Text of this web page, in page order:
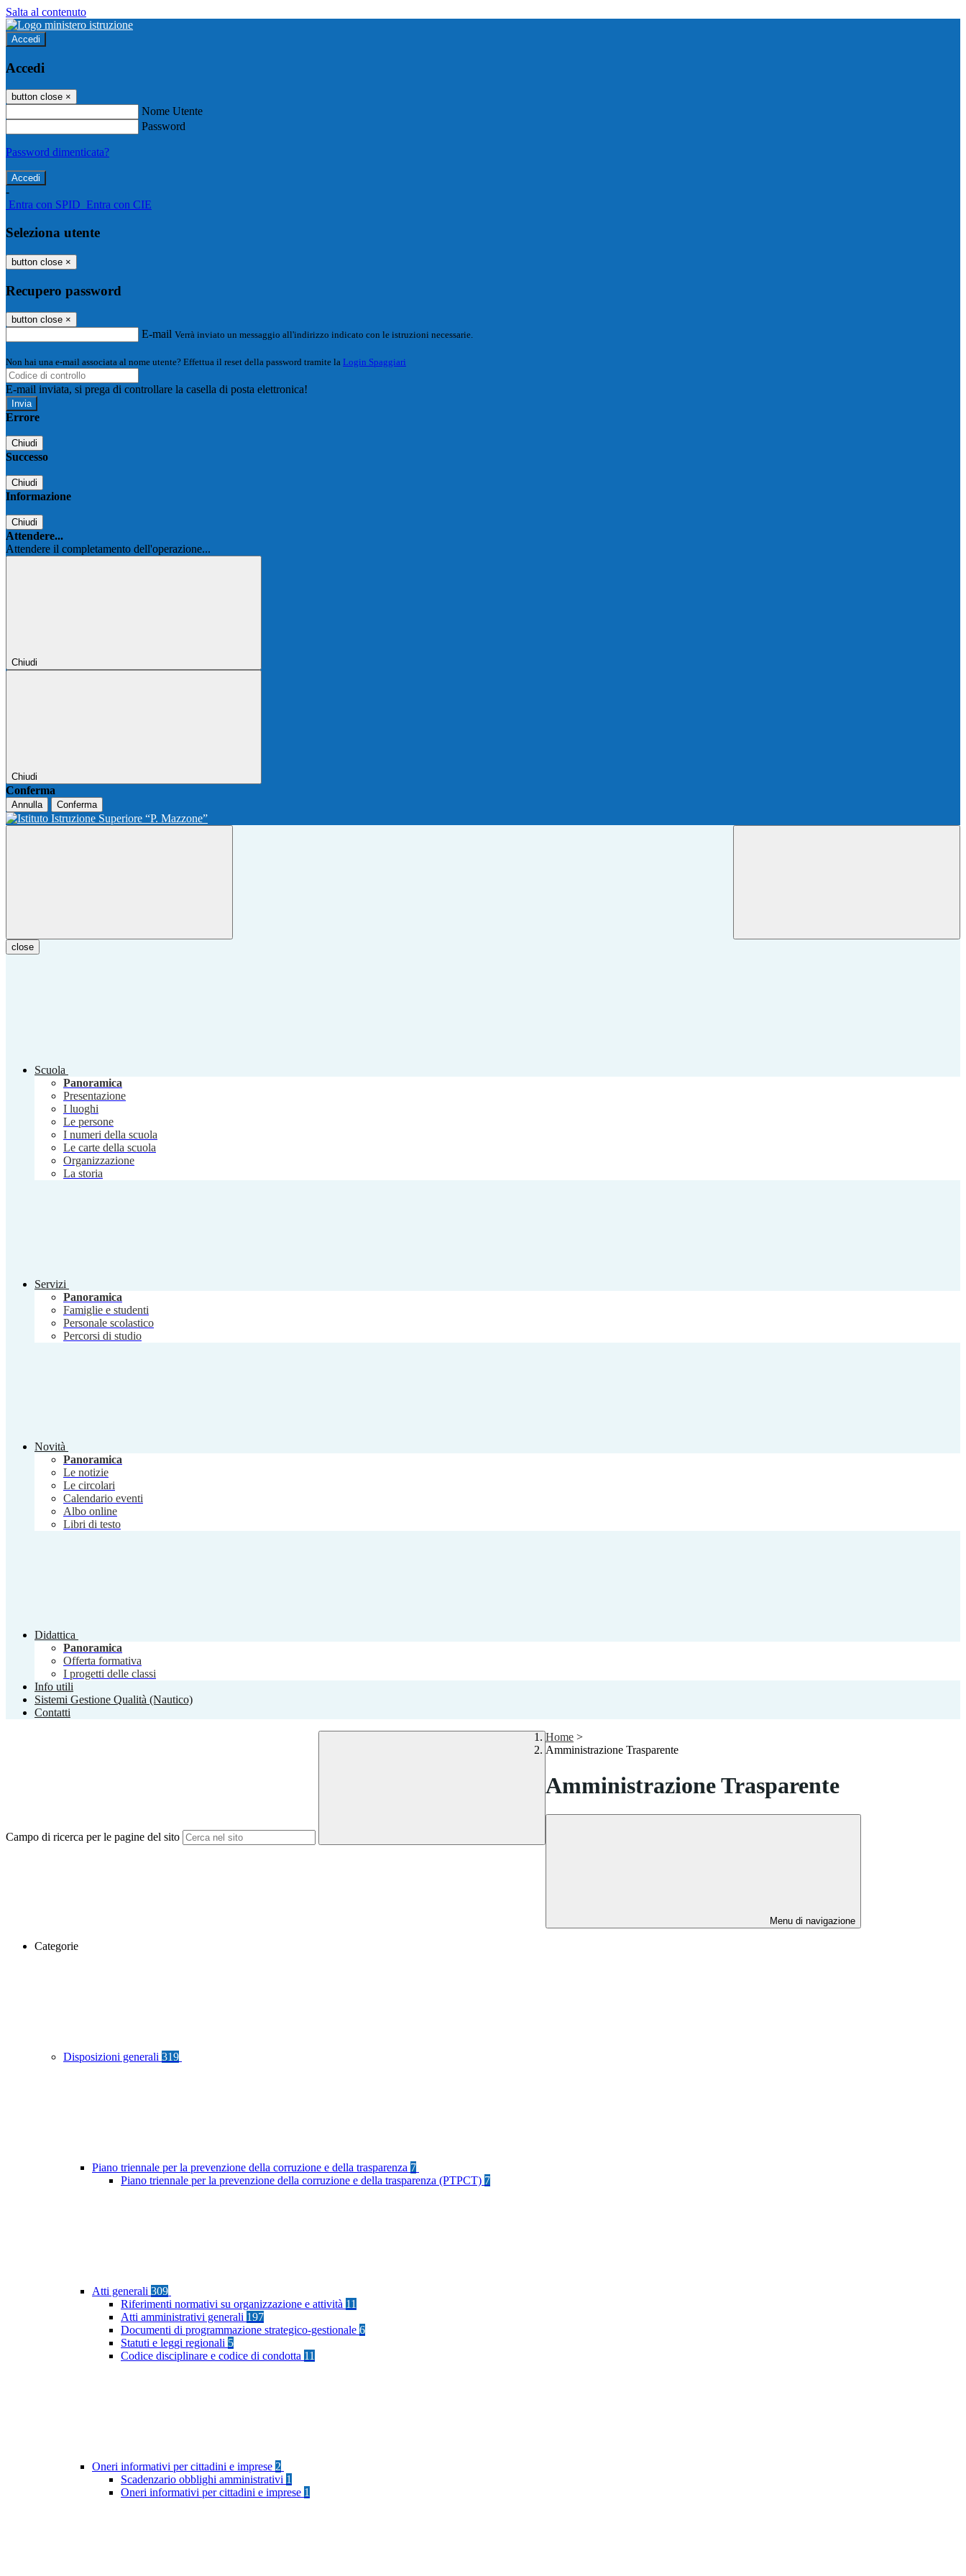
Salta al contenuto
Accedi
Accedi
button close ×
Nome Utente
Password
Password dimenticata?
-
Entra con SPID Entra con CIE
Seleziona utente
button close ×
Recupero password
button close ×
E-mail Verrà inviato un messaggio all'indirizzo indicato con le istruzioni necessarie.
Non hai una e-mail associata al nome utente? Effettua il reset della password tramite la Login Spaggiari
E-mail inviata, si prega di controllare la casella di posta elettronica!
Errore
Chiudi
Successo
Chiudi
Informazione
Chiudi
Attendere...
Attendere il completamento dell'operazione...
Chiudi
Chiudi
Conferma
Annulla Conferma
close
Scuola
Panoramica
Presentazione
I luoghi
Le persone
I numeri della scuola
Le carte della scuola
Organizzazione
La storia
Servizi
Panoramica
Famiglie e studenti
Personale scolastico
Percorsi di studio
Novità
Panoramica
Le notizie
Le circolari
Calendario eventi
Albo online
Libri di testo
Didattica
Panoramica
Offerta formativa
I progetti delle classi
Info utili
Sistemi Gestione Qualità (Nautico)
Contatti
Campo di ricerca per le pagine del sito
Home >
Amministrazione Trasparente
Amministrazione Trasparente
Menu di navigazione
Categorie
Disposizioni generali 319
Piano triennale per la prevenzione della corruzione e della trasparenza 7
Piano triennale per la prevenzione della corruzione e della trasparenza (PTPCT) 7
Atti generali 309
Riferimenti normativi su organizzazione e attività 11
Atti amministrativi generali 197
Documenti di programmazione strategico-gestionale 6
Statuti e leggi regionali 5
Codice disciplinare e codice di condotta 11
Oneri informativi per cittadini e imprese 2
Scadenzario obblighi amministrativi 1
Oneri informativi per cittadini e imprese 1